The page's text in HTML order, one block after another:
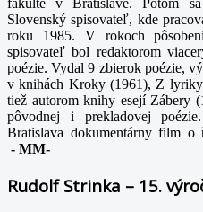
Slovenský spisovateľ, kde
roku 1985. V rokoch
spisovateľ bol redaktorom
poézie. Vydal 9 zbierok poézie,
v knihách Kroky (1961), Z
tiež autorom knihy esejí Zábery
pôvodnej i prekladovej
Bratislava dokumentárny film
- MM-
Rudolf Strinka – 15.